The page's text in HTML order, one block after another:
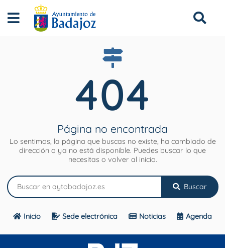
404
Página no encontrada
Lo sentimos, la página que buscas no existe, ha cambiado de
dirección o ya no está disponible. Puedes buscar lo que
necesitas o volver al inicio.
Buscar
Inicio Sede electrónica Noticias Agenda